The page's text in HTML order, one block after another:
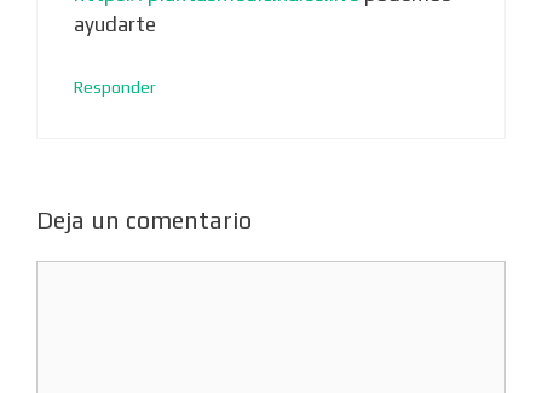
ayudarte
Responder
Deja un comentario